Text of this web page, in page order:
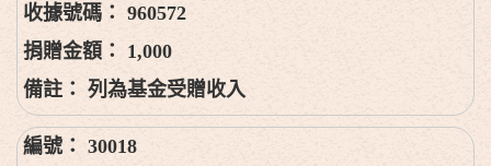
960572
1,000
列為基金受贈收入
30018